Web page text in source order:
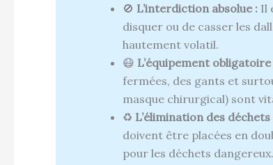
🚫 L’interdiction absolue : Il
disquer ou de casser les
hautement volatil.
😷 L’équipement obligatoire
fermées, des gants et
masque chirurgical) sont
♻️ L’élimination des déchets
doivent être placées en
pour les déchets dangereux.